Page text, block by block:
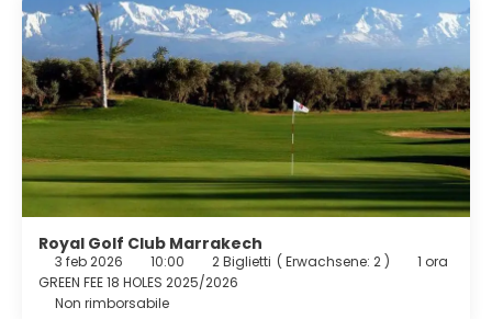
Royal Golf Club Marrakech
3 feb 2026 10:00 2 Biglietti ( Erwachsene: 2 )
1 ora
GREEN FEE 18 HOLES 2025/2026
Non rimborsabile